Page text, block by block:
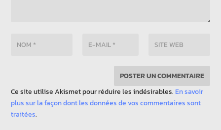
Ce site utilise Akismet pour réduire les indésirables. En savoir
plus sur la façon dont les données de vos commentaires sont
traitées.